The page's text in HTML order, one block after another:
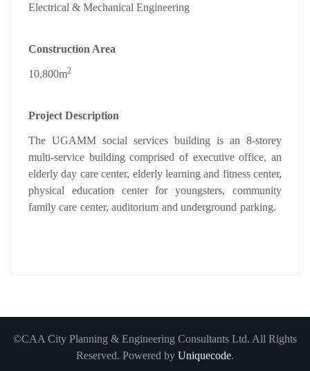
Electrical & Mechanical Engineering
Construction Area
10,800m2
Project Description
The UGAMM social services building is an 8-storey
multi-service building comprised of executive office, an
elderly day care center, elderly learning and fitness center,
physical education center for youngsters, community
family care center, auditorium and underground parking.
©CAA City Planning & Engineering Consultants Ltd. All Rights
Reserved. Powered by Uniquecode.